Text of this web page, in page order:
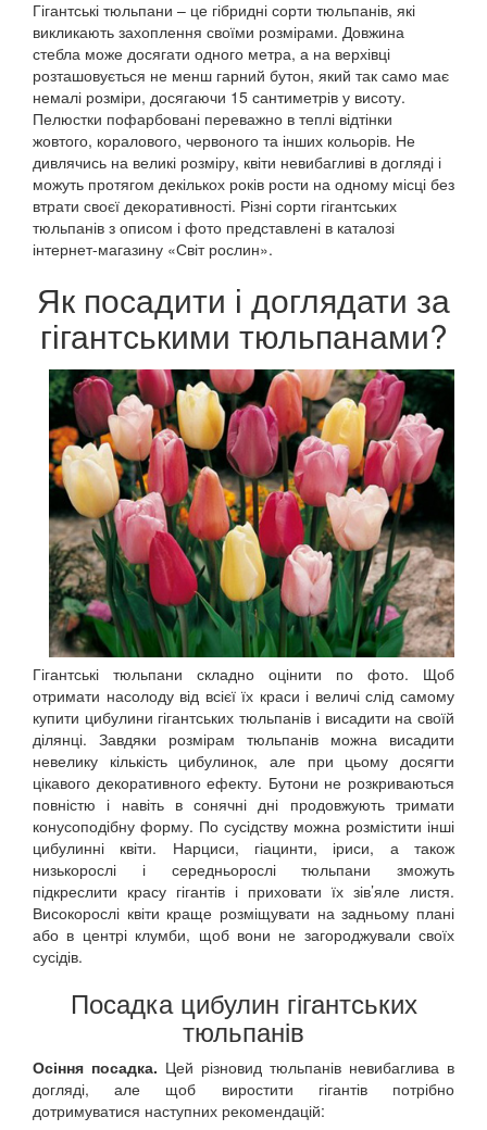
Гігантські тюльпани – це гібридні сорти тюльпанів, які
викликають захоплення своїми розмірами. Довжина
стебла може досягати одного метра, а на верхівці
розташовується не менш гарний бутон, який так само має
немалі розміри, досягаючи 15 сантиметрів у висоту.
Пелюстки пофарбовані переважно в теплі відтінки
жовтого, коралового, червоного та інших кольорів. Не
дивлячись на великі розміру, квіти невибагливі в догляді і
можуть протягом декількох років рости на одному місці без
втрати своєї декоративності. Різні сорти гігантських
тюльпанів з описом і фото представлені в каталозі
інтернет-магазину «Світ рослин».
Як посадити і доглядати за
гігантськими тюльпанами?
Гігантські тюльпани складно оцінити по фото. Щоб
отримати насолоду від всієї їх краси і величі слід самому
купити цибулини гігантських тюльпанів і висадити на своїй
ділянці. Завдяки розмірам тюльпанів можна висадити
невелику кількість цибулинок, але при цьому досягти
цікавого декоративного ефекту. Бутони не розкриваються
повністю і навіть в сонячні дні продовжують тримати
конусоподібну форму. По сусідству можна розмістити інші
цибулинні квіти. Нарциси, гіацинти, іриси, а також
низькорослі і середньорослі тюльпани зможуть
підкреслити красу гігантів і приховати їх зів’яле листя.
Високорослі квіти краще розміщувати на задньому плані
або в центрі клумби, щоб вони не загороджували своїх
сусідів.
Посадка цибулин гігантських
тюльпанів
Осіння посадка. Цей різновид тюльпанів невибаглива в
догляді, але щоб виростити гігантів потрібно
дотримуватися наступних рекомендацій: